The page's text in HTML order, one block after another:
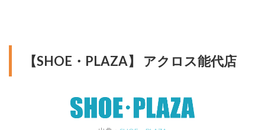
【SHOE・PLAZA】 アクロス能代店